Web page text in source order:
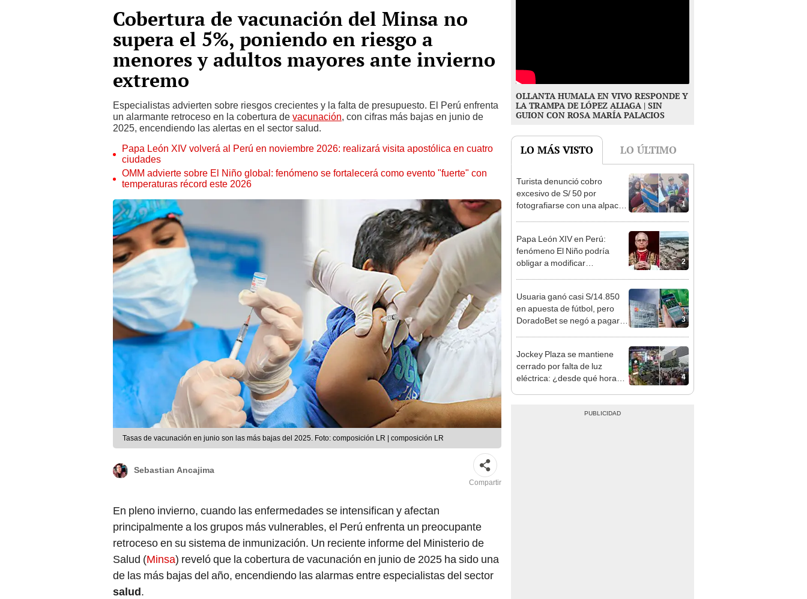
Cobertura de vacunación del Minsa no
supera el 5%, poniendo en riesgo a
menores y adultos mayores ante invierno
extremo
Especialistas advierten sobre riesgos crecientes y la falta de presupuesto. El Perú enfrenta
un alarmante retroceso en la cobertura de vacunación, con cifras más bajas en junio de
2025, encendiendo las alertas en el sector salud.
Papa León XIV volverá al Perú en noviembre 2026: realizará visita apostólica en cuatro
ciudades
OMM advierte sobre El Niño global: fenómeno se fortalecerá como evento "fuerte" con
temperaturas récord este 2026
Tasas de vacunación en junio son las más bajas del 2025. Foto: composición LR | composición LR
Sebastian Ancajima
Compartir
En pleno invierno, cuando las enfermedades se intensifican y afectan
principalmente a los grupos más vulnerables, el Perú enfrenta un preocupante
retroceso en su sistema de inmunización. Un reciente informe del Ministerio de
Salud (Minsa) reveló que la cobertura de vacunación en junio de 2025 ha sido una
de las más bajas del año, encendiendo las alarmas entre especialistas del sector
salud.
OLLANTA HUMALA EN VIVO RESPONDE Y
LA TRAMPA DE LÓPEZ ALIAGA | SIN
GUION CON ROSA MARÍA PALACIOS
LO MÁS VISTO LO ÚLTIMO
1
Turista denunció cobro
excesivo de S/ 50 por
fotografiarse con una alpaca
2
Papa León XIV en Perú:
fenómeno El Niño podría
obligar a modificar
3
Usuaria ganó casi S/14.850
en apuesta de fútbol, pero
DoradoBet se negó a pagar:
4
Jockey Plaza se mantiene
cerrado por falta de luz
eléctrica: ¿desde qué hora